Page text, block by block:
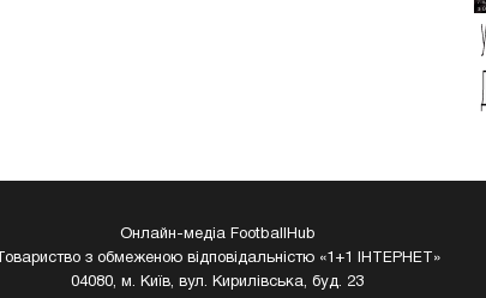
Онлайн-медіа FootballHub
Товариство з обмеженою відповідальністю «1+1 ІНТЕРНЕТ»
04080, м. Київ, вул. Кирилівська, буд. 23